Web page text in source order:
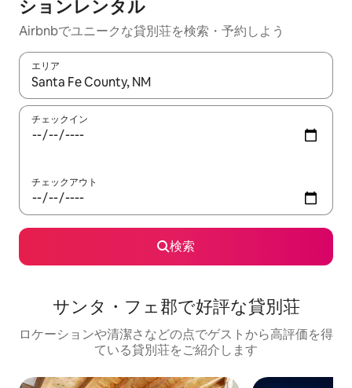
ションレンタル
Airbnbでユニークな貸別荘を検索・予約しよう
エリア
検索結果が表示されたら、上下の矢印キーを使って移動するか
チェックイン
チェックアウト
検索
サンタ・フェ郡で好評な貸別荘
ロケーションや清潔さなどの点でゲストから高評価を得
ている貸別荘をご紹介します